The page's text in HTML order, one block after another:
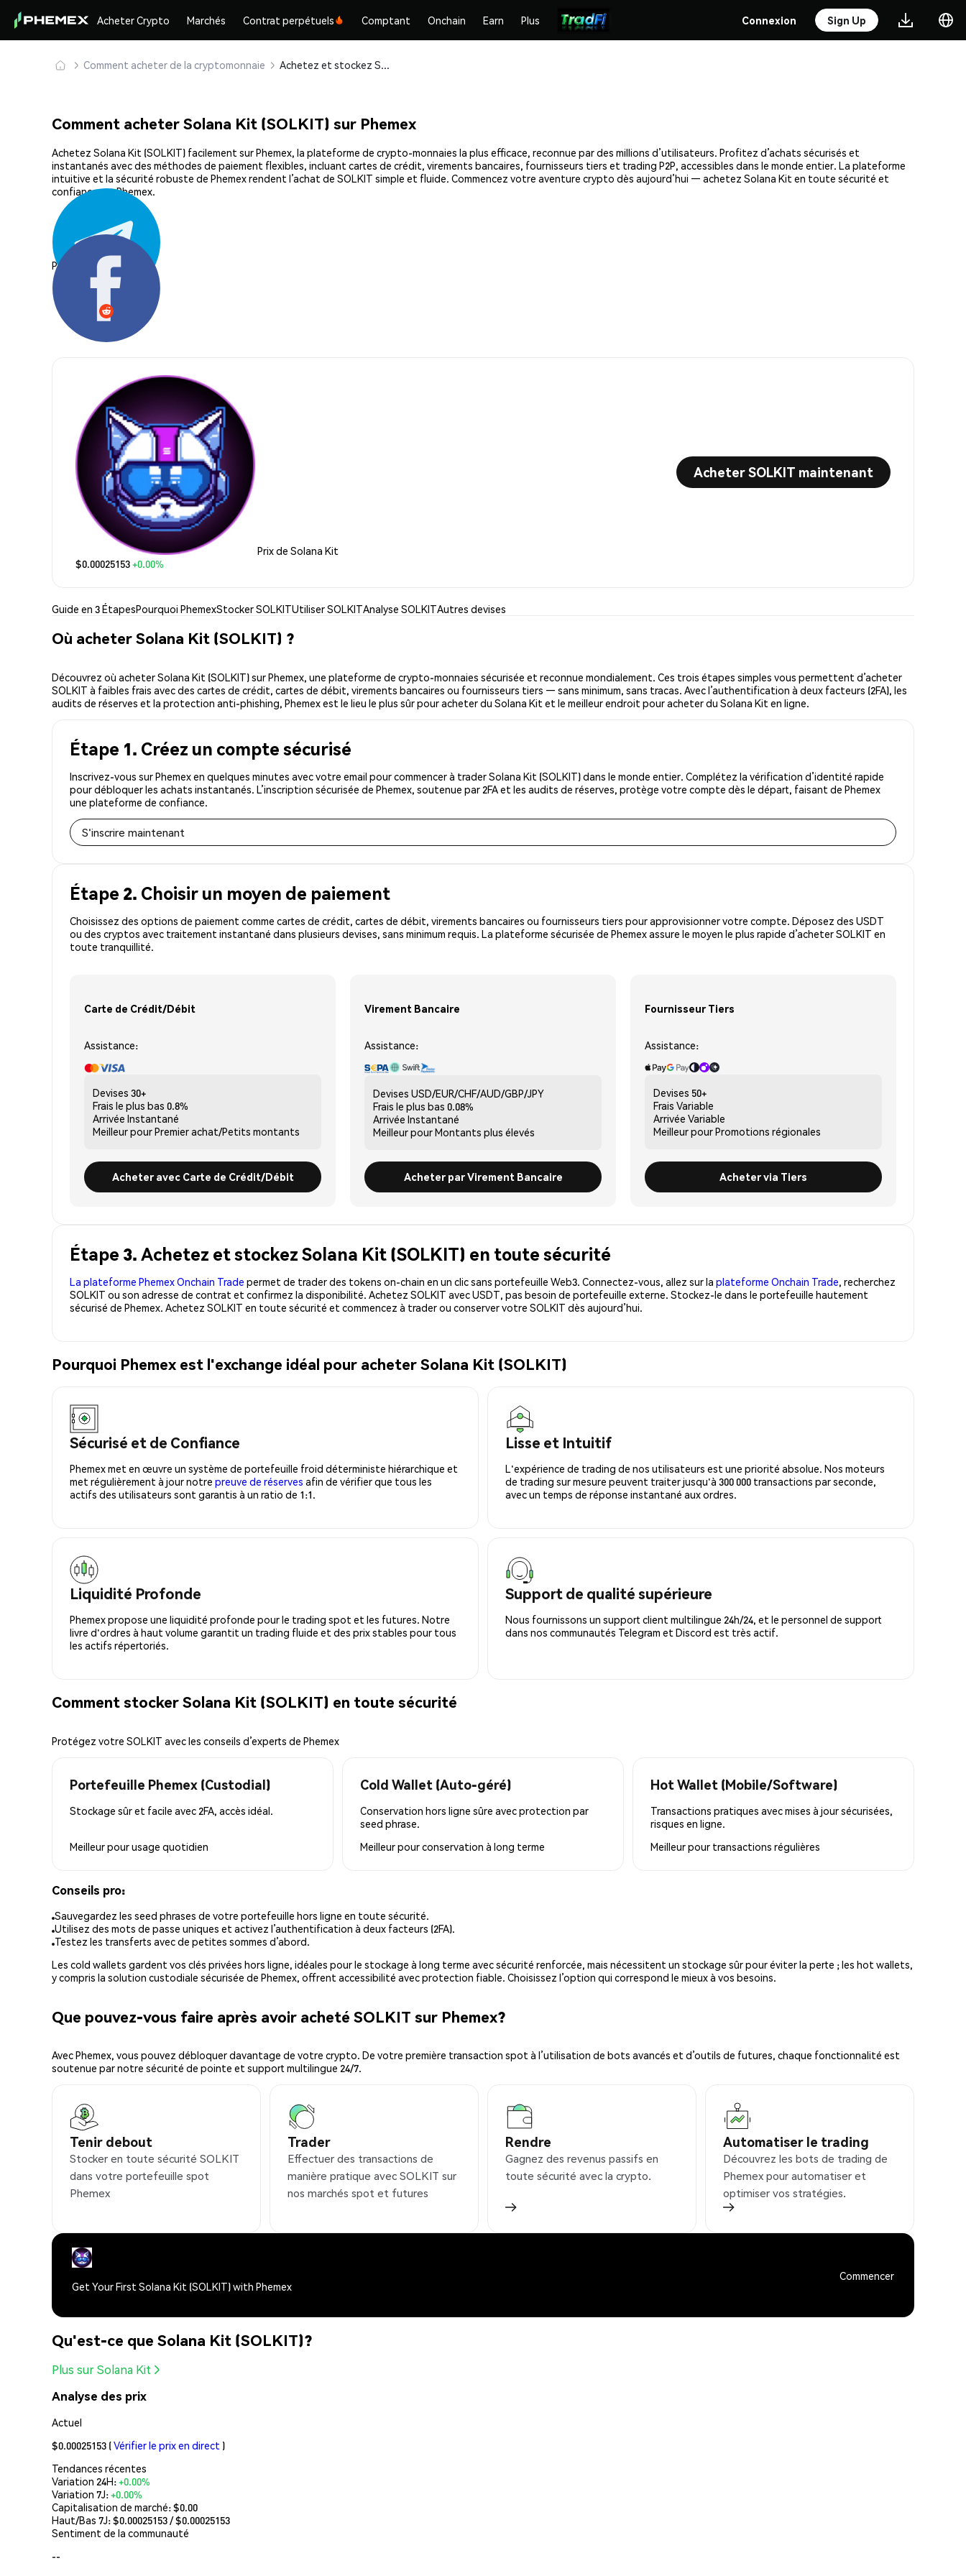
Acheter Crypto Marchés Contrat perpétuels Comptant Onchain Earn Plus Connexion Sign Up
Comment acheter de la cryptomonnaie Achetez et stockez Solana Kit (SOLKIT) en toute sécurité
Comment acheter Solana Kit (SOLKIT) sur Phemex
Achetez Solana Kit (SOLKIT) facilement sur Phemex, la plateforme de crypto-monnaies la plus efficace, reconnue par des millions d’utilisateurs. Profitez d’achats sécurisés et
instantanés avec des méthodes de paiement flexibles, incluant cartes de crédit, virements bancaires, fournisseurs tiers et trading P2P, accessibles dans le monde entier. La plateforme
intuitive et la sécurité robuste de Phemex rendent l’achat de SOLKIT simple et fluide. Commencez votre aventure crypto dès aujourd’hui — achetez Solana Kit en toute sécurité et
confiance sur Phemex.
Partager:
Prix de Solana Kit
$0.00025153+0.00%
Acheter SOLKIT maintenant
Guide en 3 ÉtapesPourquoi PhemexStocker SOLKITUtiliser SOLKITAnalyse SOLKITAutres devises
Où acheter Solana Kit (SOLKIT) ?
Découvrez où acheter Solana Kit (SOLKIT) sur Phemex, une plateforme de crypto-monnaies sécurisée et reconnue mondialement. Ces trois étapes simples vous permettent d’acheter
SOLKIT à faibles frais avec des cartes de crédit, cartes de débit, virements bancaires ou fournisseurs tiers — sans minimum, sans tracas. Avec l’authentification à deux facteurs (2FA), les
audits de réserves et la protection anti-phishing, Phemex est le lieu le plus sûr pour acheter du Solana Kit et le meilleur endroit pour acheter du Solana Kit en ligne.
Étape 1. Créez un compte sécurisé
Inscrivez-vous sur Phemex en quelques minutes avec votre email pour commencer à trader Solana Kit (SOLKIT) dans le monde entier. Complétez la vérification d’identité rapide
pour débloquer les achats instantanés. L’inscription sécurisée de Phemex, soutenue par 2FA et les audits de réserves, protège votre compte dès le départ, faisant de Phemex
une plateforme de confiance.
S'inscrire maintenant
Étape 2. Choisir un moyen de paiement
Choisissez des options de paiement comme cartes de crédit, cartes de débit, virements bancaires ou fournisseurs tiers pour approvisionner votre compte. Déposez des USDT
ou des cryptos avec traitement instantané dans plusieurs devises, sans minimum requis. La plateforme sécurisée de Phemex assure le moyen le plus rapide d’acheter SOLKIT en
toute tranquillité.
Carte de Crédit/Débit
Assistance:
Devises 30+
Frais le plus bas 0.8%
Arrivée Instantané
Meilleur pourPremier achat/Petits montants
Acheter avec Carte de Crédit/Débit
Virement Bancaire
Assistance:
Devises USD/EUR/CHF/AUD/GBP/JPY
Frais le plus bas 0.08%
Arrivée Instantané
Meilleur pourMontants plus élevés
Acheter par Virement Bancaire
Fournisseur Tiers
Assistance:
Devises 50+
Frais Variable
Arrivée Variable
Meilleur pourPromotions régionales
Acheter via Tiers
Étape 3. Achetez et stockez Solana Kit (SOLKIT) en toute sécurité
La plateforme Phemex Onchain Trade permet de trader des tokens on-chain en un clic sans portefeuille Web3. Connectez-vous, allez sur la plateforme Onchain Trade, recherchez
SOLKIT ou son adresse de contrat et confirmez la disponibilité. Achetez SOLKIT avec USDT, pas besoin de portefeuille externe. Stockez-le dans le portefeuille hautement
sécurisé de Phemex. Achetez SOLKIT en toute sécurité et commencez à trader ou conserver votre SOLKIT dès aujourd’hui.
Pourquoi Phemex est l'exchange idéal pour acheter Solana Kit (SOLKIT)
Sécurisé et de Confiance
Phemex met en œuvre un système de portefeuille froid déterministe hiérarchique et
met régulièrement à jour notre preuve de réserves afin de vérifier que tous les
actifs des utilisateurs sont garantis à un ratio de 1:1.
Lisse et Intuitif
L'expérience de trading de nos utilisateurs est une priorité absolue. Nos moteurs
de trading sur mesure peuvent traiter jusqu'à 300 000 transactions par seconde,
avec un temps de réponse instantané aux ordres.
Liquidité Profonde
Phemex propose une liquidité profonde pour le trading spot et les futures. Notre
livre d'ordres à haut volume garantit un trading fluide et des prix stables pour tous
les actifs répertoriés.
Support de qualité supérieure
Nous fournissons un support client multilingue 24h/24, et le personnel de support
dans nos communautés Telegram et Discord est très actif.
Comment stocker Solana Kit (SOLKIT) en toute sécurité
Protégez votre SOLKIT avec les conseils d’experts de Phemex
Portefeuille Phemex (Custodial)
Stockage sûr et facile avec 2FA, accès idéal.
Meilleur pourusage quotidien
Cold Wallet (Auto-géré)
Conservation hors ligne sûre avec protection par
seed phrase.
Meilleur pourconservation à long terme
Hot Wallet (Mobile/Software)
Transactions pratiques avec mises à jour sécurisées,
risques en ligne.
Meilleur pour transactions régulières
Conseils pro:
Sauvegardez les seed phrases de votre portefeuille hors ligne en toute sécurité.
Utilisez des mots de passe uniques et activez l’authentification à deux facteurs (2FA).
Testez les transferts avec de petites sommes d’abord.
Les cold wallets gardent vos clés privées hors ligne, idéales pour le stockage à long terme avec sécurité renforcée, mais nécessitent un stockage sûr pour éviter la perte ; les hot wallets,
y compris la solution custodiale sécurisée de Phemex, offrent accessibilité avec protection fiable. Choisissez l’option qui correspond le mieux à vos besoins.
Que pouvez-vous faire après avoir acheté SOLKIT sur Phemex?
Avec Phemex, vous pouvez débloquer davantage de votre crypto. De votre première transaction spot à l’utilisation de bots avancés et d’outils de futures, chaque fonctionnalité est
soutenue par notre sécurité de pointe et support multilingue 24/7.
Tenir debout
Stocker en toute sécurité SOLKIT
dans votre portefeuille spot
Phemex
Trader
Effectuer des transactions de
manière pratique avec SOLKIT sur
nos marchés spot et futures
Rendre
Gagnez des revenus passifs en
toute sécurité avec la crypto.
Automatiser le trading
Découvrez les bots de trading de
Phemex pour automatiser et
optimiser vos stratégies.
Get Your First Solana Kit (SOLKIT) with Phemex
Commencer
Qu'est-ce que Solana Kit (SOLKIT)?
Plus sur Solana Kit
Analyse des prix
Actuel
$0.00025153 (Vérifier le prix en direct )
Tendances récentes
Variation 24H:+0.00%
Variation 7J:+0.00%
Capitalisation de marché:$0.00
Haut/Bas 7J: $0.00025153/ $0.00025153
Sentiment de la communauté
--